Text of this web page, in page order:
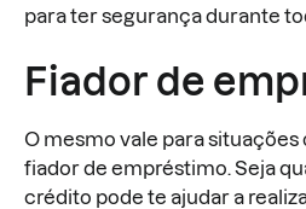
para ter segurança durante
Fiador de
O mesmo vale para
fiador de empréstimo. Seja
crédito pode te ajudar a